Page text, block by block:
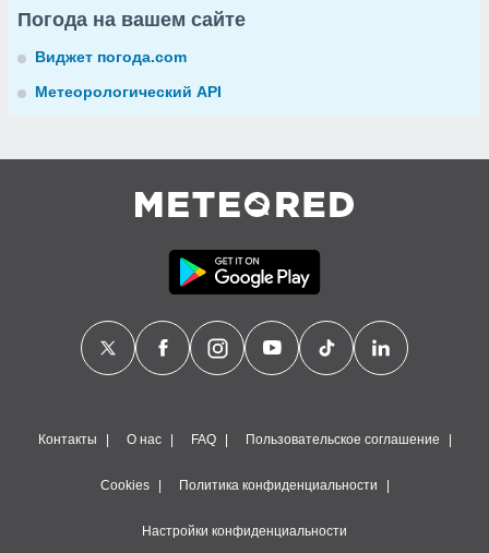
Погода на вашем сайте
Виджет погода.com
Метеорологический API
Контакты О нас FAQ Пользовательское соглашение
Cookies Политика конфиденциальности
Настройки конфиденциальности